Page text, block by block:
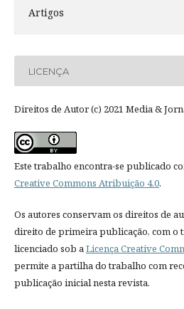
Artigos
LICENÇA
Direitos de Autor (c) 2021 Media &
Este trabalho encontra-se publicado
Creative Commons Atribuição 4.0.
Os autores conservam os direitos de
direito de primeira publicação, com o
licenciado sob aLicença Creative
permite a partilha do trabalho com
publicação inicial nesta revista.